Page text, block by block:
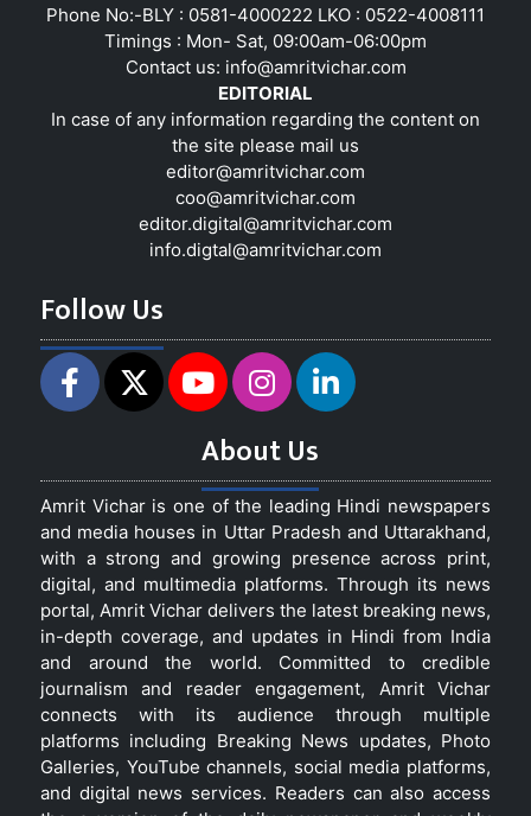
Phone No:-BLY : 0581-4000222 LKO : 0522-4008111
Timings : Mon- Sat, 09:00am-06:00pm
Contact us: info@amritvichar.com
EDITORIAL
In case of any information regarding the content on
the site please mail us
editor@amritvichar.com
coo@amritvichar.com
editor.digital@amritvichar.com
info.digtal@amritvichar.com
Follow Us
About Us
Amrit Vichar is one of the leading Hindi newspapers
and media houses in Uttar Pradesh and Uttarakhand,
with a strong and growing presence across print,
digital, and multimedia platforms. Through its news
portal, Amrit Vichar delivers the latest breaking news,
in-depth coverage, and updates in Hindi from India
and around the world. Committed to credible
journalism and reader engagement, Amrit Vichar
connects with its audience through multiple
platforms including Breaking News updates, Photo
Galleries, YouTube channels, social media platforms,
and digital news services. Readers can also access